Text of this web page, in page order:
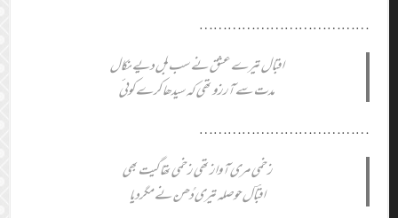
………………………………
اقبال تیرے عشق نے سب بل دیے نکال
مدت سے آرزو تھی کہ سیدھا کرے کوئی
………………………………
زخمی مری آواز تھی زخمی تھاگیت بھی
اقباؔل حوصلہ تیری دُھن نے مگردیا